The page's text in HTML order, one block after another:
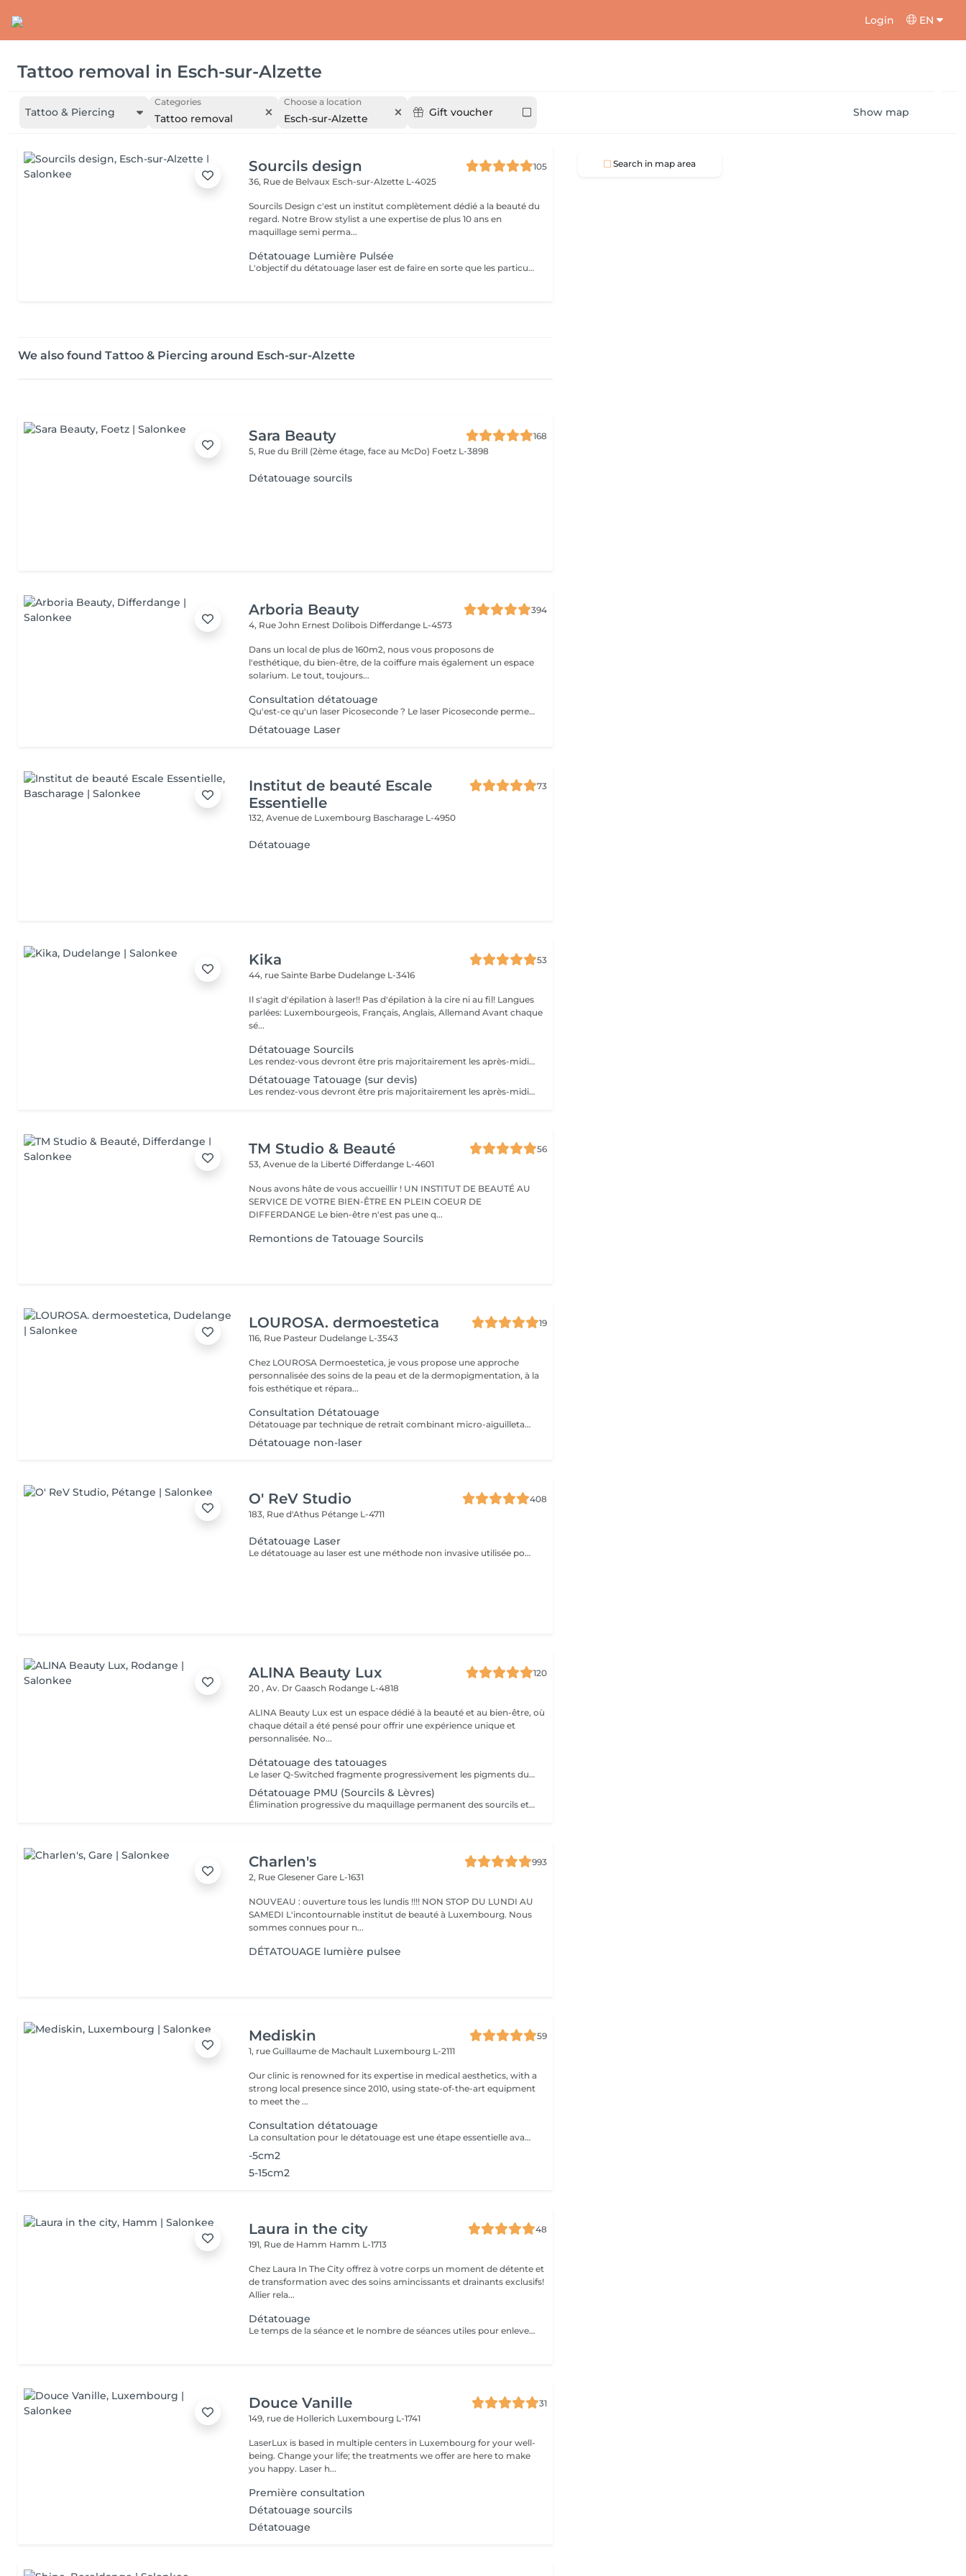
Login EN
Tattoo removal in Esch-sur-Alzette
Tattoo & Piercing
Categories
Tattoo removal
Choose a location
Esch-sur-Alzette Gift voucher Show map
Sourcils design
105
36, Rue de Belvaux Esch-sur-Alzette L-4025
Sourcils Design c'est un institut complètement dédié a la beauté du
regard. Notre Brow stylist a une expertise de plus 10 ans en
maquillage semi perma...
Détatouage Lumière Pulsée
L'objectif du détatouage laser est de faire en sorte que les particules d'encre soient digérables par l'organisme. Ainsi le faisceau d'énergie du laser vise le pigment et permet de le faire éclater. Il va ensuite être éliminé par les globules blancs. La quantité de séances dépendra du type d'encre, de la peau et de la technique utilisée par le professionnel qui a réalisé votre tatouage des sourcils. seulement un mois apres la première séance la praticienne pourra déterminer le numéro de séances nécessaires, dans. certaines cas une seule séance suffit comme dans certains outres nous pouvons besoin de trois ou plus. Les poils peuvent temporairement devenir blancs "en raison de l'élimination des pigments" explique l'experte. Cette décoloration est courante et temporaire (en quelques jours seulement, les sourcils retrouvent leur couleur d'origine).
We also found Tattoo & Piercing around Esch-sur-Alzette
Sara Beauty
168
5, Rue du Brill (2ème étage, face au McDo) Foetz L-3898
Détatouage sourcils
Arboria Beauty
394
4, Rue John Ernest Dolibois Differdange L-4573
Dans un local de plus de 160m2, nous vous proposons de
l'esthétique, du bien-être, de la coiffure mais également un espace
solarium. Le tout, toujours...
Consultation détatouage
Qu'est-ce qu'un laser Picoseconde ? Le laser Picoseconde permet de délivrer une impulsion lumineuse de l'ordre de 300 picoseconde. Cette brièveté d'impulsion induit une onde de choc capable de fragmenter les pigments du tatouage. Le détatouage était jusqu'à présent réalisé avec des lasers dits «Q Switched» avec une durée d'impulsion de l'ordre de la nanoseconde, beaucoup moins efficace. - Efficace sur les tatouages noirs et de couleurs - Traitement corps, visage et maquillage permanant. - Le détatouage par laser ne laisse pas de cicatrices après le traitement ; - Les séances sont espacées de 30 à 40 jours (au lieu de 2 mois ou plus avec un laser «Q Switched») ; Il est impossible de prédire avec précision le nombre de séances nécessaires. En effet, tout dépend des facteurs sur lesquels nous n'avons aucune information avant de commencer le traitement (qualité et profondeur de l'encre, présence ou non de métaux dans les pigments)
Détatouage Laser
Institut de beauté Escale
Essentielle
73
132, Avenue de Luxembourg Bascharage L-4950
Détatouage
Kika
53
44, rue Sainte Barbe Dudelange L-3416
Il s'agit d'épilation à laser!! Pas d'épilation à la cire ni au fil! Langues
parlées: Luxembourgeois, Français, Anglais, Allemand Avant chaque
sé...
Détatouage Sourcils
Les rendez-vous devront être pris majoritairement les après-midis. Les rendez-vous se feront donc par appel téléphonique ou sms Merci
Détatouage Tatouage (sur devis)
Les rendez-vous devront être pris majoritairement les après-midis. Les rendez-vous se feront donc par appel téléphonique ou sms Merci
TM Studio & Beauté
56
53, Avenue de la Liberté Differdange L-4601
Nous avons hâte de vous accueillir ! UN INSTITUT DE BEAUTÉ AU
SERVICE DE VOTRE BIEN-ÊTRE EN PLEIN COEUR DE
DIFFERDANGE Le bien-être n'est pas une q...
Remontions de Tatouage Sourcils
LOUROSA. dermoestetica
19
116, Rue Pasteur Dudelange L-3543
Chez LOUROSA Dermoestetica, je vous propose une approche
personnalisée des soins de la peau et de la dermopigmentation, à la
fois esthétique et répara...
Consultation Détatouage
Détatouage par technique de retrait combinant micro-aiguilletage et solution spécifique, adaptée aux pigments difficiles à traiter au laser . La consultation est requise.
Détatouage non-laser
O' ReV Studio
408
183, Rue d'Athus Pétange L-4711
Détatouage Laser
Le détatouage au laser est une méthode non invasive utilisée pour enlever un tatouage de la peau en utilisant un laser. Ce processus est très populaire, car il permet de supprimer les tatouages de manière efficace tout en minimisant les risques de cicatrices. Le principe repose sur l'utilisation d e faisceaux lumineux qui fragmentent les pigments du tatouage.
ALINA Beauty Lux
120
20 , Av. Dr Gaasch Rodange L-4818
ALINA Beauty Lux est un espace dédié à la beauté et au bien-être, où
chaque détail a été pensé pour offrir une expérience unique et
personnalisée. No...
Détatouage des tatouages
Le laser Q-Switched fragmente progressivement les pigments du tatouage afin que l'organisme les élimine naturellement. Tatouages noirs Tatouages rouges Tatouages bleus Certains pigments colorés (selon leur composition) En moyenne 4 à 10 séances, espacées de 6 à 8 semaines, sont nécessaires. À LIRE AVANT VOTRE SÉANCE Évitez toute exposition au soleil et aux UV pendant les 2 semaines avant et après la séance. Informez-nous si vous prenez un traitement photosensibilisant. Traitement contre-indiqué pendant la grossesse. Le traitement ne peut pas être réalisé sur une peau infectée, brûlée ou présentant une plaie. Ne pas appliquer de rétinol, d'acides exfoliants ou de produits irritants sur la zone avant et après le traitement. Respectez un délai minimum de 6 à 8 semaines entre chaque séance.
Détatouage PMU (Sourcils & Lèvres)
Élimination progressive du maquillage permanent des sourcils et des lèvres à l'aide d'un laser Q-Switched. Le nombre de séances dépend de: la couleur du pigment la profondeur d'implantation l'ancienneté du maquillage permanent la réaction individuelle de la peau 17 En moyenne 3 à 8 séances, espacées de 6 à 8 semaines, sont nécessaires. À LIRE AVANT VOTRE SÉANCE Évitez toute exposition au soleil et aux UV pendant les 2 semaines avant et après la séance. Informez-nous si vous prenez un traitement photosensibilisant. Traitement contre-indiqué pendant la grossesse. Le traitement ne peut pas être réalisé sur une peau infectée, brûlée ou présentant une plaie. Ne pas appliquer de rétinol, d'acides exfoliants ou de produits irritants sur la zone avant et après le traitement. Respectez un délai minimum de 6 à 8 semaines entre chaque séance.
Charlen's
993
2, Rue GlesenerGare L-1631
NOUVEAU : ouverture tous les lundis !!!! NON STOP DU LUNDI AU
SAMEDI L'incontournable institut de beauté à Luxembourg. Nous
sommes connues pour n...
DÉTATOUAGE lumière pulsee
Mediskin
59
1, rue Guillaume de Machault Luxembourg L-2111
Our clinic is renowned for its expertise in medical aesthetics, with a
strong local presence since 2010, using state-of-the-art equipment
to meet the ...
Consultation détatouage
La consultation pour le détatouage est une étape essentielle avant le traitement. Elle permet d'évaluer la taille, les couleurs et la profondeur du tatouage, ainsi que le type de peau du patient. Le professionnel explique le déroulement du traitement, le nombre de séances nécessaires et les éventuels effets secondaires. C'est aussi le moment pour poser toutes vos questions et discuter des attentes en termes de résultats
-5cm2
5-15cm2
Laura in the city
48
191, Rue de Hamm Hamm L-1713
Chez Laura In The City offrez à votre corps un moment de détente et
de transformation avec des soins amincissants et drainants exclusifs!
Allier rela...
Détatouage
Le temps de la séance et le nombre de séances utiles pour enlever le tatouage sont variables Le détatouage laser est une technique efficace qui fragmente les pigments d'encre sous la peau à l'aide de faisceaux de lumière, permettant ainsi au système immunitaire de les éliminer progressivement. Le processus nécessite généralement plusieurs séances, et son efficacité dépend de divers facteurs. Comment ça marche ? Le laser cible les particules d'encre et les chauffe pour les fragmenter en morceaux plus petits. Ces fragments sont ensuite naturellement évacués par le corps. Différents types de lasers, tels que le laser Picosure ou le laser Q-Switched, sont utilisés pour traiter efficacement différentes couleurs et profondeurs d'encre. Ce qu'il faut savoir Nombre de séances Le nombre de séances varie considérablement. Un tatouage amateur peut nécessiter 3 à 5 séances, tandis qu'un tatouage professionnel peut en exiger 4 à 12, voire plus, pour une disparition complète. Résultats progressifs L'éclaircissement de l'encre est visible après chaque séance, mais le tatouage complet s'estompe progressivement au fil du temps.
Douce Vanille
31
149, rue de Hollerich Luxembourg L-1741
LaserLux is based in multiple centers in Luxembourg for your well-
being. Change your life; the treatments we offer are here to make
you happy. Laser h...
Première consultation
Détatouage sourcils
Détatouage
Search in map area